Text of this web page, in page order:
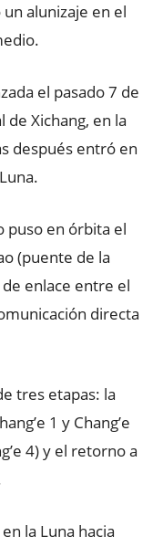
un alunizaje en el
el pasado 7 de
de Xichang, en la
después entró en
puso en órbita el
(puente de la
enlace entre el
directa
tres etapas: la
1 y Chang’e
4) y el retorno a
la Luna hacia